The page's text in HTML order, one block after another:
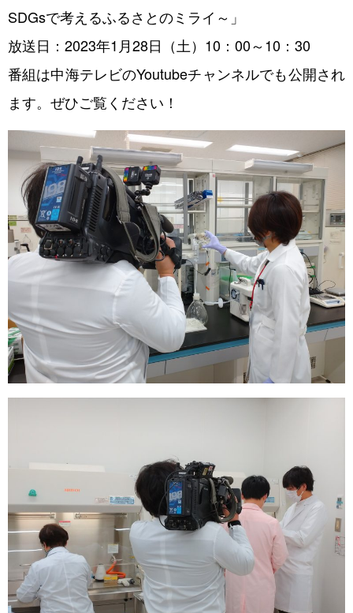
レンタルラボのご案内
動物実験・遺伝子組換え実験のご案内
人材育成情報
セミナー
ワークショップ
メール配信登録
SDGsで考えるふるさとのミライ～」
放送日：2023年1月28日（土）10：00～10：30
番組は中海テレビのYoutubeチャンネルでも公開され
ます。ぜひご覧ください！